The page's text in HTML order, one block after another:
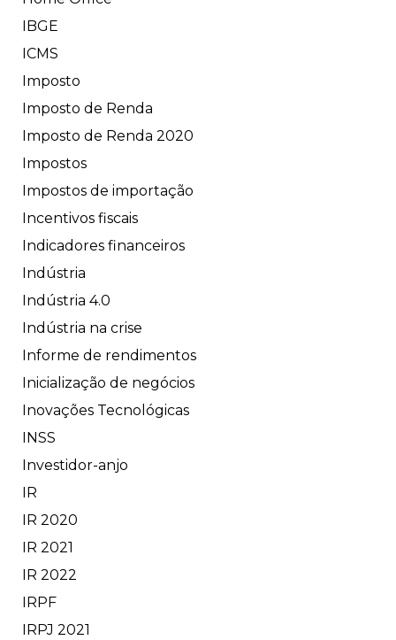
IBGE
ICMS
Imposto
Imposto de Renda
Imposto de Renda 2020
Impostos
Impostos de importação
Incentivos fiscais
Indicadores financeiros
Indústria
Indústria 4.0
Indústria na crise
Informe de rendimentos
Inicialização de negócios
Inovações Tecnológicas
INSS
Investidor-anjo
IR
IR 2020
IR 2021
IR 2022
IRPF
IRPJ 2021